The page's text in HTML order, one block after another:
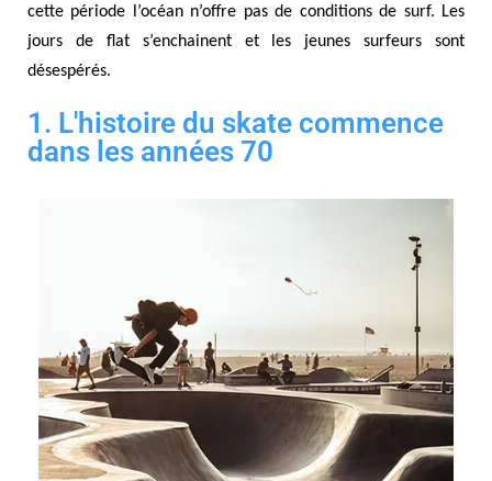
cette période l’océan n’offre pas de conditions de surf. Les
jours de flat s’enchainent et les jeunes surfeurs sont
désespérés.
1. L'histoire du skate commence
dans les années 70